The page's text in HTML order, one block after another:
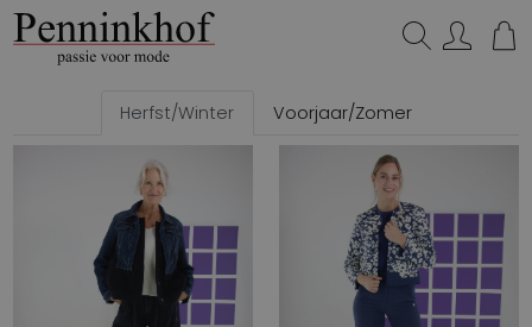
Herfst/Winter Voorjaar/Zomer